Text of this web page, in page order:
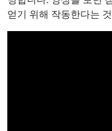
얻기 위해 작동한다는